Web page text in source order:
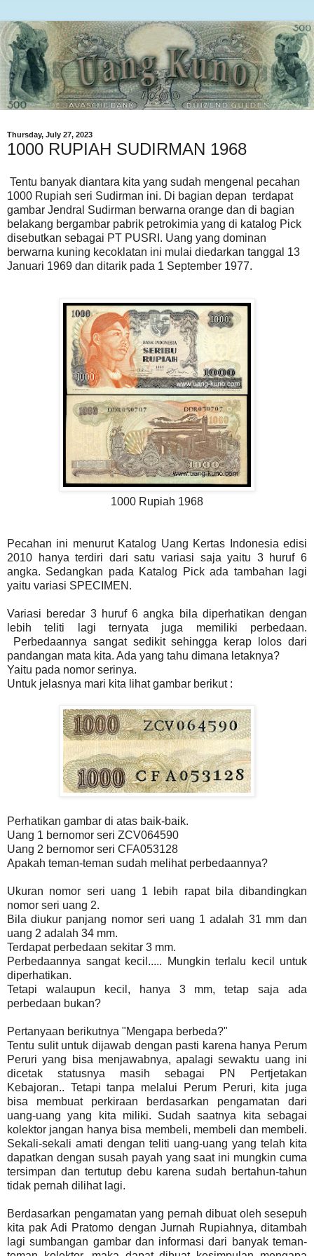
Thursday, July 27, 2023
1000 RUPIAH SUDIRMAN 1968
Tentu banyak diantara kita yang sudah mengenal pecahan
1000 Rupiah seri Sudirman ini. Di bagian depan terdapat
gambar Jendral Sudirman berwarna orange dan di bagian
belakang bergambar pabrik petrokimia yang di katalog Pick
disebutkan sebagai PT PUSRI. Uang yang dominan
berwarna kuning kecoklatan ini mulai diedarkan tanggal 13
Januari 1969 dan ditarik pada 1 September 1977.
1000 Rupiah 1968
Pecahan ini menurut Katalog Uang Kertas Indonesia edisi
2010 hanya terdiri dari satu variasi saja yaitu 3 huruf 6
angka. Sedangkan pada Katalog Pick ada tambahan lagi
yaitu variasi SPECIMEN.
Variasi beredar 3 huruf 6 angka bila diperhatikan dengan
lebih teliti lagi ternyata juga memiliki perbedaan.
Perbedaannya sangat sedikit sehingga kerap lolos dari
pandangan mata kita. Ada yang tahu dimana letaknya?
Yaitu pada nomor serinya.
Untuk jelasnya mari kita lihat gambar berikut :
Perhatikan gambar di atas baik-baik.
Uang 1 bernomor seri ZCV064590
Uang 2 bernomor seri CFA053128
Apakah teman-teman sudah melihat perbedaannya?
Ukuran nomor seri uang 1 lebih rapat bila dibandingkan
nomor seri uang 2.
Bila diukur panjang nomor seri uang 1 adalah 31 mm dan
uang 2 adalah 34 mm.
Terdapat perbedaan sekitar 3 mm.
Perbedaannya sangat kecil..... Mungkin terlalu kecil untuk
diperhatikan.
Tetapi walaupun kecil, hanya 3 mm, tetap saja ada
perbedaan bukan?
Pertanyaan berikutnya "Mengapa berbeda?"
Tentu sulit untuk dijawab dengan pasti karena hanya Perum
Peruri yang bisa menjawabnya, apalagi sewaktu uang ini
dicetak statusnya masih sebagai PN Pertjetakan
Kebajoran.. Tetapi tanpa melalui Perum Peruri, kita juga
bisa membuat perkiraan berdasarkan pengamatan dari
uang-uang yang kita miliki. Sudah saatnya kita sebagai
kolektor jangan hanya bisa membeli, membeli dan membeli.
Sekali-sekali amati dengan teliti uang-uang yang telah kita
dapatkan dengan susah payah yang saat ini mungkin cuma
tersimpan dan tertutup debu karena sudah bertahun-tahun
tidak pernah dilihat lagi.
Berdasarkan pengamatan yang pernah dibuat oleh sesepuh
kita pak Adi Pratomo dengan Jurnah Rupiahnya, ditambah
lagi sumbangan gambar dan informasi dari banyak teman-